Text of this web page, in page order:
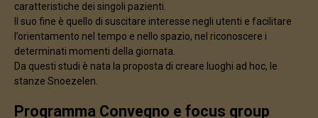
caratteristiche dei singoli pazienti.
Il suo fine è quello di suscitare interesse negli utenti e facilitare
l’orientamento nel tempo e nello spazio, nel riconoscere i
determinati momenti della giornata.
Da questi studi è nata la proposta di creare luoghi ad hoc, le
stanze Snoezelen.
Programma Convegno e focus group